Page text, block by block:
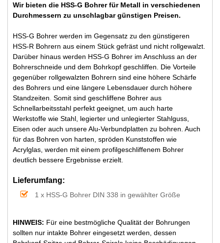
Wir bieten die HSS-G Bohrer für Metall in verschiedenen
Durchmessern zu unschlagbar günstigen Preisen.
HSS-G Bohrer werden im Gegensatz zu den günstigeren
HSS-R Bohrern aus einem Stück gefräst und nicht rollgewalzt.
Darüber hinaus werden HSS-G Bohrer im Anschluss an der
Bohrerschneide und dem Bohrkopf geschliffen. Die Vorteile
gegenüber rollgewalzten Bohrern sind eine höhere Schärfe
des Bohrers und eine längere Lebensdauer durch höhere
Standzeiten. Somit sind geschliffene Bohrer aus
Schnellarbeitsstahl perfekt geeignet, um auch harte
Werkstoffe wie Stahl, legierter und unlegierter Stahlguss,
Eisen oder auch unsere Alu-Verbundplatten zu bohren. Auch
für das Bohren von harten, spröden Kunststoffen wie
Acrylglas, werden mit einem profilgeschliffenem Bohrer
deutlich bessere Ergebnisse erzielt.
Lieferumfang:
1 x HSS-G Bohrer DIN 338 in gewählter Größe
HINWEIS: Für eine bestmögliche Qualität der Bohrungen
sollten nur intakte Bohrer eingesetzt werden, dessen